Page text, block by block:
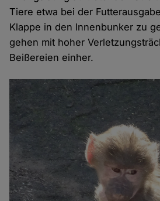
Tiere etwa bei der
Klappe in den Innenbunker zu
gehen mit hoher
Beißereien einher.